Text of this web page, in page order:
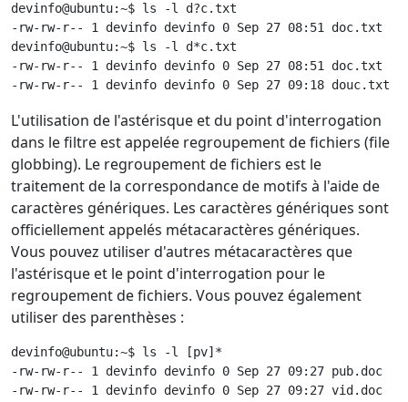
devinfo@ubuntu:~$ ls -l d?c.txt
-rw-rw-r-- 1 devinfo devinfo 0 Sep 27 08:51 doc.txt
devinfo@ubuntu:~$ ls -l d*c.txt
-rw-rw-r-- 1 devinfo devinfo 0 Sep 27 08:51 doc.txt
-rw-rw-r-- 1 devinfo devinfo 0 Sep 27 09:18
L'utilisation de l'astérisque et du point d'interrogation
dans le filtre est appelée regroupement de fichiers (file
globbing). Le regroupement de fichiers est le
traitement de la correspondance de motifs à l'aide de
caractères génériques. Les caractères génériques sont
officiellement appelés métacaractères génériques.
Vous pouvez utiliser d'autres métacaractères que
l'astérisque et le point d'interrogation pour le
regroupement de fichiers. Vous pouvez également
utiliser des parenthèses :
devinfo@ubuntu:~$ ls -l [pv]*
-rw-rw-r-- 1 devinfo devinfo 0 Sep 27 09:27 pub.doc
-rw-rw-r-- 1 devinfo devinfo 0 Sep 27 09:27 vid.doc